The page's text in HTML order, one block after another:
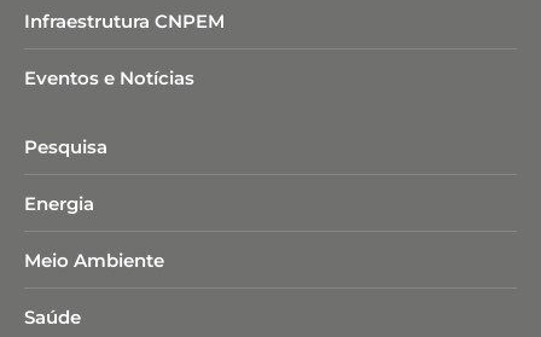
Infraestrutura CNPEM
Eventos e Notícias
Pesquisa
Energia
Meio Ambiente
Saúde